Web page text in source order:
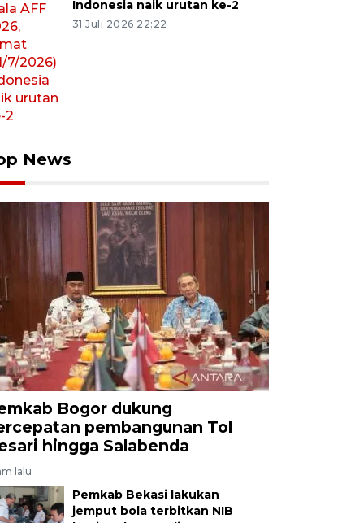
Indonesia naik urutan ke-2
31 Juli 2026 22:22
News
Bogor dukung
pembangunan Tol
hingga Salabenda
lalu
Pemkab Bekasi lakukan
jemput bola terbitkan NIB